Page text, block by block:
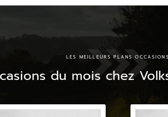
LES MEILLEURS PLANS OCCASIONS
du mois chez